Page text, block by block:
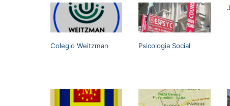
Colegio Weitzman Psicologia Social